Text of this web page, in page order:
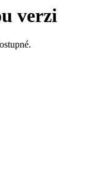
verzi